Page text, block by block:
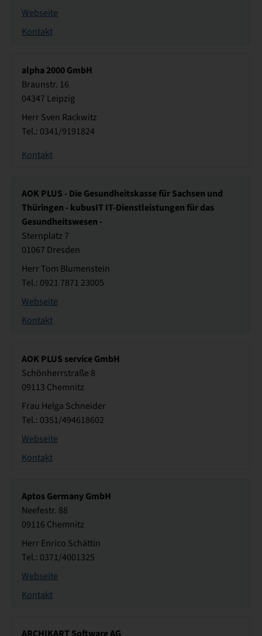
Webseite
Kontakt
alpha 2000 GmbH
Braunstr. 16
04347 Leipzig
Herr Sven Rackwitz
Tel.: 0341/9191824
Kontakt
AOK PLUS - Die Gesundheitskasse für Sachsen und
Thüringen - kubusIT IT-Dienstleistungen für das
Gesundheitswesen -
Sternplatz 7
01067 Dresden
Herr Tom Blumenstein
Tel.: 0921 7871 23005
Webseite
Kontakt
AOK PLUS service GmbH
Schönherrstraße 8
09113 Chemnitz
Frau Helga Schneider
Tel.: 0351/494618602
Webseite
Kontakt
Aptos Germany GmbH
Neefestr. 88
09116 Chemnitz
Herr Enrico Schättin
Tel.: 0371/4001325
Webseite
Kontakt